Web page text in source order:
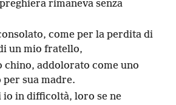
rimaneva senza
come per la perdita di
un mio fratello,
chino, addolorato come uno
sua madre.
io in difficoltà, loro se ne